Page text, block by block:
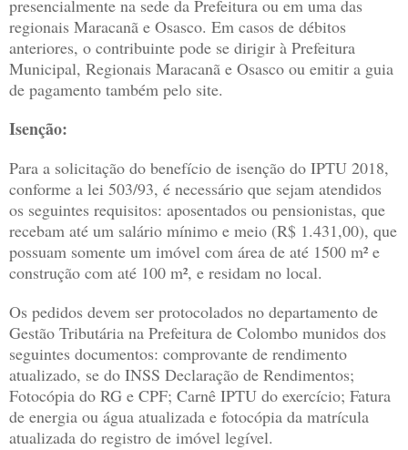
presencialmente na sede da Prefeitura ou em uma das
regionais Maracanã e Osasco. Em casos de débitos
anteriores, o contribuinte pode se dirigir à Prefeitura
Municipal, Regionais Maracanã e Osasco ou emitir a guia
de pagamento também pelo site.
Isenção:
Para a solicitação do benefício de isenção do IPTU 2018,
conforme a lei 503/93, é necessário que sejam atendidos
os seguintes requisitos: aposentados ou pensionistas, que
recebam até um salário mínimo e meio (R$ 1.431,00), que
possuam somente um imóvel com área de até 1500 m² e
construção com até 100 m², e residam no local.
Os pedidos devem ser protocolados no departamento de
Gestão Tributária na Prefeitura de Colombo munidos dos
seguintes documentos: comprovante de rendimento
atualizado, se do INSS Declaração de Rendimentos;
Fotocópia do RG e CPF; Carnê IPTU do exercício; Fatura
de energia ou água atualizada e fotocópia da matrícula
atualizada do registro de imóvel legível.